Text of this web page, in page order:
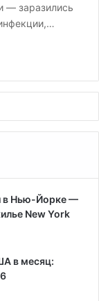
— заразились
в Нью-Йорке —
New York
в месяц: